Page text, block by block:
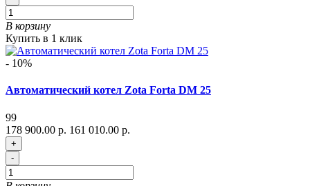
В корзину
Купить в 1 клик
- 10%
Автоматический котел Zota Forta DM 25
99
178 900.00 р. 161 010.00 р.
+
-